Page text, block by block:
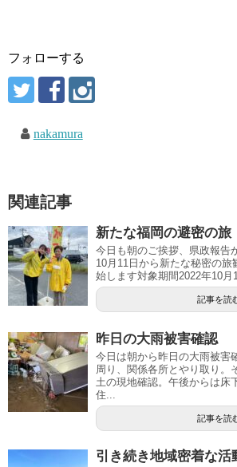
フォローする
nakamura
関連記事
新たな福岡の避密の旅
今日も朝のご挨拶、県政報告
10月11日から新たな秘密の旅
始します対象期間2022年10月
記事を読
昨日の大雨被害確認
今日は朝から昨日の大雨被害
周り、関係各所とやり取り。
土の現地確認。午後からは床
住...
記事を読
引き続き地域密着な活